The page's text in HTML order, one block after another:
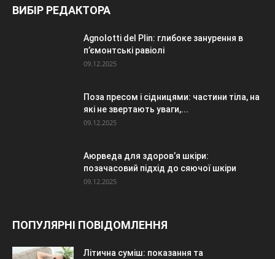
ВИБІР РЕДАКТОРА
Agnolotti del Plin: глибоке занурення в
п’ємонтські равіолі
09.12.2025
Поза пресом і сідницями: частини тіла, на
які не звертають уваги,...
09.12.2025
Аюрведа для здоров’я шкіри:
позачасовий підхід до сяючої шкіри
09.12.2025
ПОПУЛЯРНІ ПОВІДОМЛЕННЯ
Літична суміш: показання та